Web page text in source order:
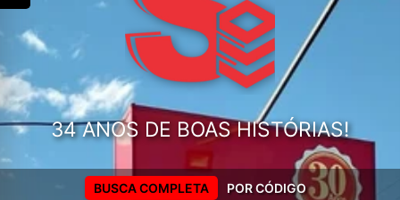
34 ANOS DE BOAS HISTÓRIAS!
BUSCA COMPLETA POR CÓDIGO